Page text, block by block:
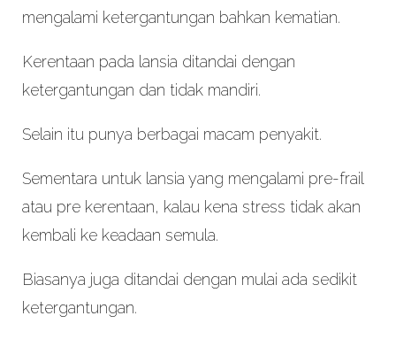
mengalami ketergantungan bahkan kematian.
Kerentaan pada lansia ditandai dengan
ketergantungan dan tidak mandiri.
Selain itu punya berbagai macam penyakit.
Sementara untuk lansia yang mengalami pre-frail
atau pre kerentaan, kalau kena stress tidak akan
kembali ke keadaan semula.
Biasanya juga ditandai dengan mulai ada sedikit
ketergantungan.